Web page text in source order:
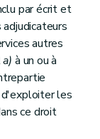
par écrit et
autres
a) à un ou à
les
ce droit